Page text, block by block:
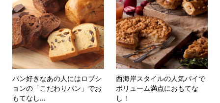
パン好きなあの人にはロブシ
ョンの「こだわりパン」でお
もてなし...
西海岸スタイルの人気パイで
ボリューム満点におもてな
し！